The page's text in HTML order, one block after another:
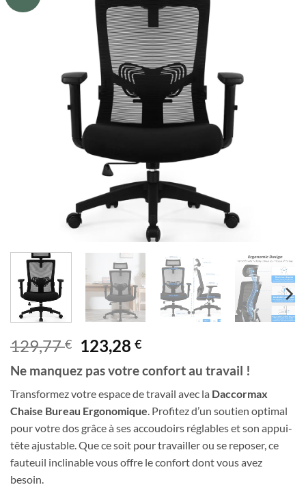
129,77€
Le
prix
initial
était :
129,77 €.
123,28€Le
prix
actuel
est :
123,28 €.
Ne manquez pas votre confort au travail !
Transformez votre espace de travail avec la Daccormax
Chaise Bureau Ergonomique. Profitez d’un soutien optimal
pour votre dos grâce à ses accoudoirs réglables et son appui-
tête ajustable. Que ce soit pour travailler ou se reposer, ce
fauteuil inclinable vous offre le confort dont vous avez
besoin.